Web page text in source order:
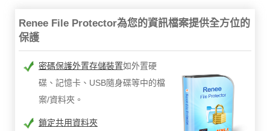
Renee File Protector為您的資訊檔案提供全方位的
保護
密碼保護外置存儲裝置如外置硬
碟、記憶卡、USB隨身碟等中的檔
案/資料夾。
鎖定共用資料夾